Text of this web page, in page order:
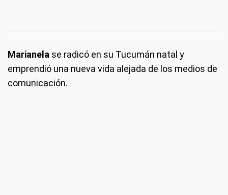
Marianela se radicó en su Tucumán natal y
emprendió una nueva vida alejada de los medios de
comunicación.